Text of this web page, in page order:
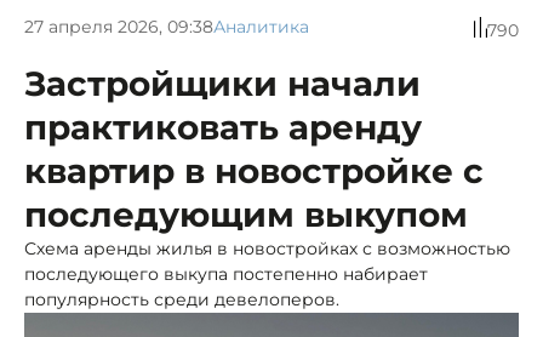
27 апреля 2026, 09:38Аналитика 790
Застройщики начали
практиковать аренду
квартир в новостройке с
последующим выкупом
Схема аренды жилья в новостройках с возможностью
последующего выкупа постепенно набирает
популярность среди девелоперов.